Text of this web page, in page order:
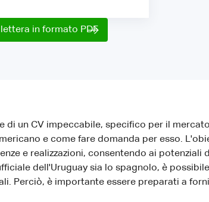
in formato PDF
di un CV impeccabile, specifico per il
e come fare domanda per esso.
e realizzazioni, consentendo ai potenziali
dell'Uruguay sia lo spagnolo, è
Perciò, è importante essere preparati a